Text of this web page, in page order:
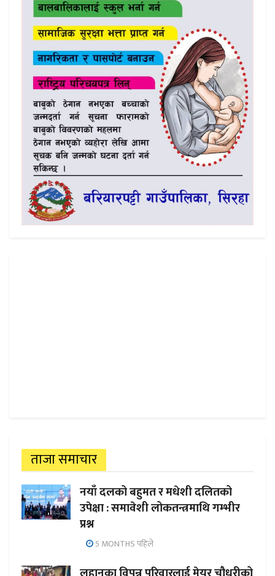
ताजा समाचार
नयाँ दलको बहुमत र मधेशी दलितको
उपेक्षा : समावेशी लोकतन्त्रमाथि गम्भीर
प्रश्न
5 MONTHS पहिले